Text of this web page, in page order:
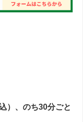
）、のち30分ごと